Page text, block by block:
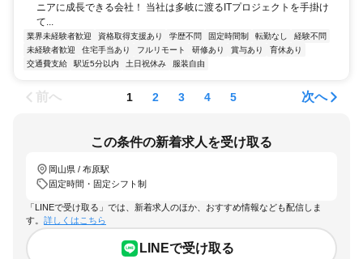
ニアに成長できる会社！ 当社は多岐に渡るITプロジェクトを手掛け
て...
業界未経験者歓迎 資格取得支援あり 学歴不問 固定時間制 転勤なし
経験不問
未経験者歓迎
住宅手当あり フルリモート 研修あり 賞与あり
育休あり
交通費支給
駅近5分以内 土日祝休み 服装自由
前へ 1 2 3 4 5 次へ
この条件の新着求人を受け取る
岡山県 / 布原駅
固定時間・固定シフト制
「LINEで受け取る」では、新着求人のほか、おすすめ情報なども配信しま
す。 詳しくはこちら
LINEで受け取る